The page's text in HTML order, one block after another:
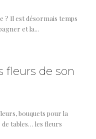
? Il est désormais temps
et la...
fleurs de son
bouquets pour la
tables… les fleurs